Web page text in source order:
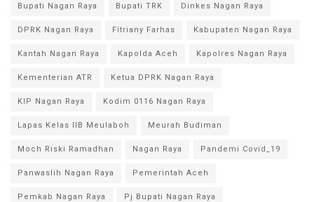
Bupati Nagan Raya Bupati TRK Dinkes Nagan Raya
DPRK Nagan Raya Fitriany Farhas Kabupaten Nagan Raya
Kantah Nagan Raya Kapolda Aceh Kapolres Nagan Raya
Kementerian ATR Ketua DPRK Nagan Raya
KIP Nagan Raya Kodim 0116 Nagan Raya
Lapas Kelas IIB Meulaboh Meurah Budiman
Moch Riski Ramadhan Nagan Raya Pandemi Covid_19
Panwaslih Nagan Raya Pemerintah Aceh
Pemkab Nagan Raya Pj Bupati Nagan Raya